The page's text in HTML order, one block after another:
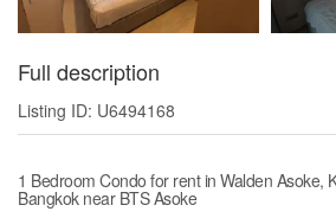
Full description
Listing ID: U6494168
1 Bedroom Condo for rent in Walden Asoke,
Bangkok near BTS Asoke